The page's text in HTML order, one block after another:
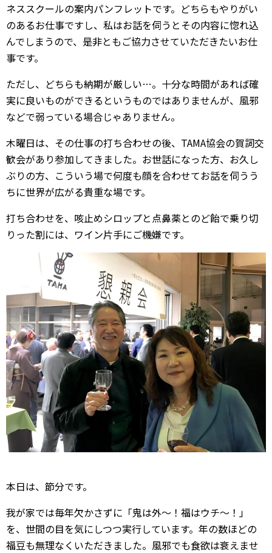
ネススクールの案内パンフレットです。どちらもやりがい
のあるお仕事ですし、私はお話を伺うとその内容に惚れ込
んでしまうので、是非ともご協力させていただきたいお仕
事です。
ただし、どちらも納期が厳しい…。十分な時間があれば確
実に良いものができるというものではありませんが、風邪
などで弱っている場合じゃありません。
木曜日は、その仕事の打ち合わせの後、TAMA協会の賀詞交
歓会があり参加してきました。お世話になった方、お久し
ぶりの方、こういう場で何度も顔を合わせてお話を伺うう
ちに世界が広がる貴重な場です。
打ち合わせを、咳止めシロップと点鼻薬とのど飴で乗り切
りった割には、ワイン片手にご機嫌です。
本日は、節分です。
我が家では毎年欠かさずに「鬼は外〜！福はウチ〜！」
を、世間の目を気にしつつ実行しています。年の数ほどの
福豆も無理なくいただきました。風邪でも食欲は衰えませ